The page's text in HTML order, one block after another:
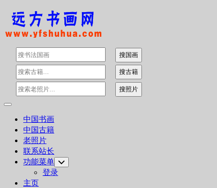
Skip
content
Expand
中国书画
中国古籍
老照片
联系站长
功能菜单 Toggle
Child
Menu
登录
主页